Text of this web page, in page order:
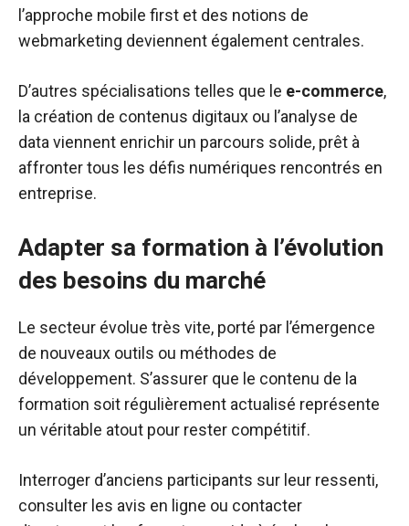
l’approche mobile first et des notions de
webmarketing deviennent également centrales.
D’autres spécialisations telles que le e-commerce,
la création de contenus digitaux ou l’analyse de
data viennent enrichir un parcours solide, prêt à
affronter tous les défis numériques rencontrés en
entreprise.
Adapter sa formation à l’évolution
des besoins du marché
Le secteur évolue très vite, porté par l’émergence
de nouveaux outils ou méthodes de
développement. S’assurer que le contenu de la
formation soit régulièrement actualisé représente
un véritable atout pour rester compétitif.
Interroger d’anciens participants sur leur ressenti,
consulter les avis en ligne ou contacter